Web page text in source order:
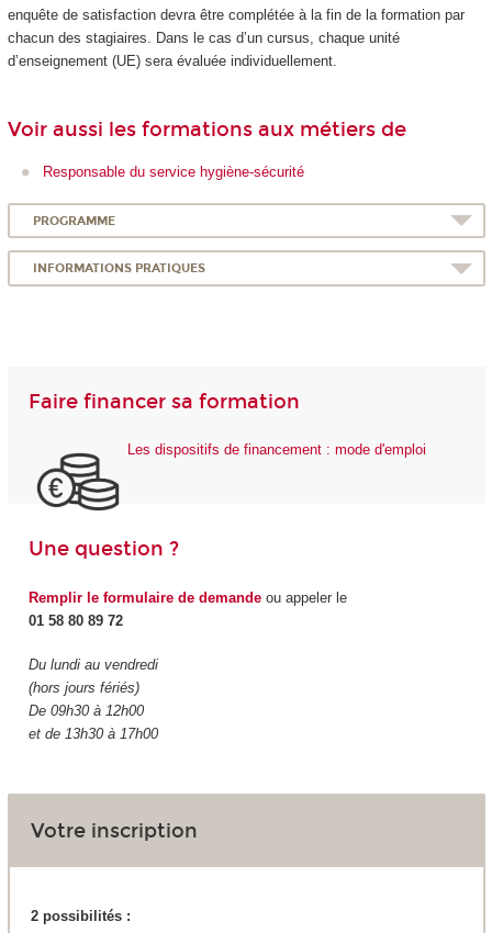
enquête de satisfaction devra être complétée à la fin de la formation par
chacun des stagiaires. Dans le cas d’un cursus, chaque unité
d’enseignement (UE) sera évaluée individuellement.
Voir aussi les formations aux métiers de
Responsable du service hygiène-sécurité
PROGRAMME
INFORMATIONS PRATIQUES
Faire financer sa formation
Les dispositifs de financement : mode d'emploi
Une question ?
Remplir le formulaire de demandeou appeler le
01 58 80 89 72
Du lundi au vendredi
(hors jours fériés)
De 09h30 à 12h00
et de 13h30 à 17h00
Votre inscription
2 possibilités :